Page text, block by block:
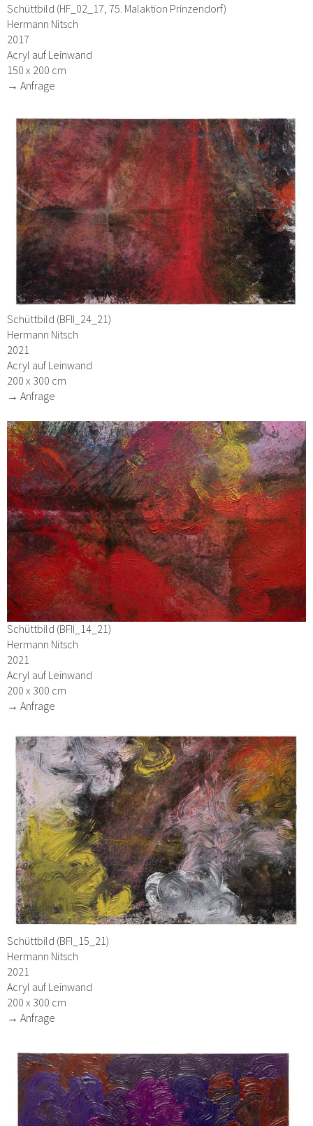
Schüttbild (HF_02_17, 75. Malaktion Prinzendorf)
Hermann Nitsch
2017
Acryl auf Leinwand
150 x 200 cm
→ Anfrage
Schüttbild (BFII_24_21)
Hermann Nitsch
2021
Acryl auf Leinwand
200 x 300 cm
→ Anfrage
Schüttbild (BFII_14_21)
Hermann Nitsch
2021
Acryl auf Leinwand
200 x 300 cm
→ Anfrage
Schüttbild (BFI_15_21)
Hermann Nitsch
2021
Acryl auf Leinwand
200 x 300 cm
→ Anfrage